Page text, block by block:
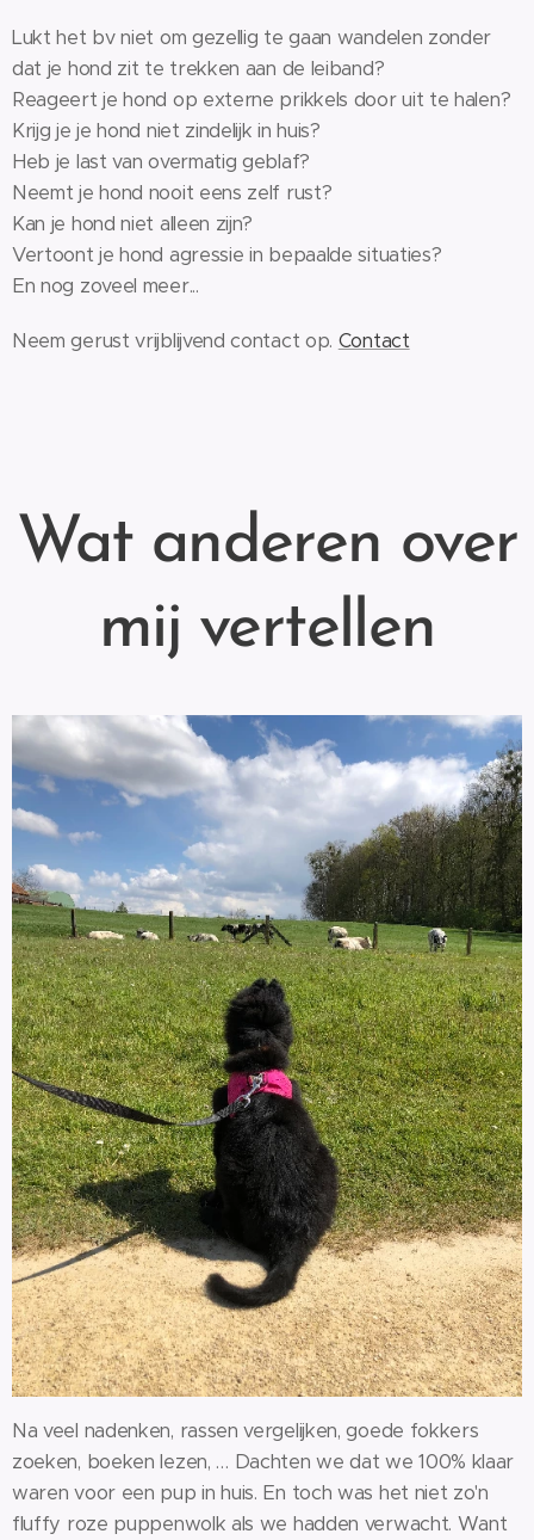
Lukt het bv niet om gezellig te gaan wandelen zonder
dat je hond zit te trekken aan de leiband?
Reageert je hond op externe prikkels door uit te halen?
Krijg je je hond niet zindelijk in huis?
Heb je last van overmatig geblaf?
Neemt je hond nooit eens zelf rust?
Kan je hond niet alleen zijn?
Vertoont je hond agressie in bepaalde situaties?
En nog zoveel meer...
Neem gerust vrijblijvend contact op. Contact
Wat anderen over
mij vertellen
Na veel nadenken, rassen vergelijken, goede fokkers
zoeken, boeken lezen, … Dachten we dat we 100% klaar
waren voor een pup in huis. En toch was het niet zo'n
fluffy roze puppenwolk als we hadden verwacht. Want